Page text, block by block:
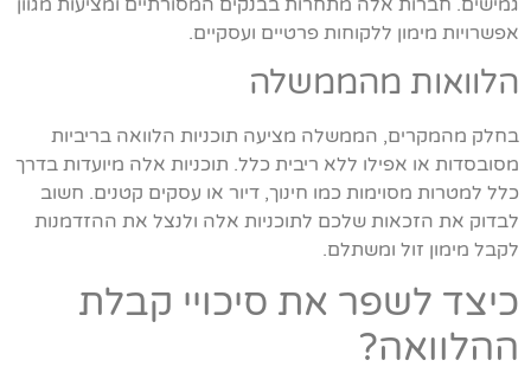
אפשרויות מימון ללקוחות פרטיים ועסקיים.
הלוואות מהממשלה
בחלק מהמקרים, הממשלה מציעה תוכניות הלוואה בריביות
מסובסדות או אפילו ללא ריבית כלל. תוכניות אלה מיועדות בדרך
כלל למטרות מסוימות כמו חינוך, דיור או עסקים קטנים. חשוב
לבדוק את הזכאות שלכם לתוכניות אלה ולנצל את ההזדמנות
לקבל מימון זול ומשתלם.
כיצד לשפר את סיכויי קבלת
ההלוואה?